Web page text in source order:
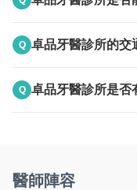
確保器械消毒
RO逆滲透治
透過細小的研磨
接受銀行轉帳
Q 卓品牙醫診所的交
Q 卓品牙醫診所是否
醫師陣容